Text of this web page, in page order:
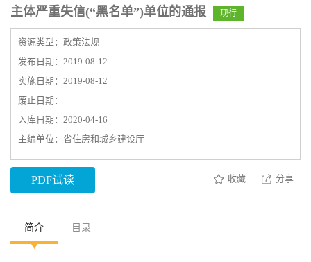
主体严重失信(“黑名单”)单位的通报
现行
资源类型：政策法规
发布日期：2019-08-12
实施日期：2019-08-12
废止日期：-
入库日期：2020-04-16
主编单位：省住房和城乡建设厅
PDF试读 收藏 分享
简介 目录